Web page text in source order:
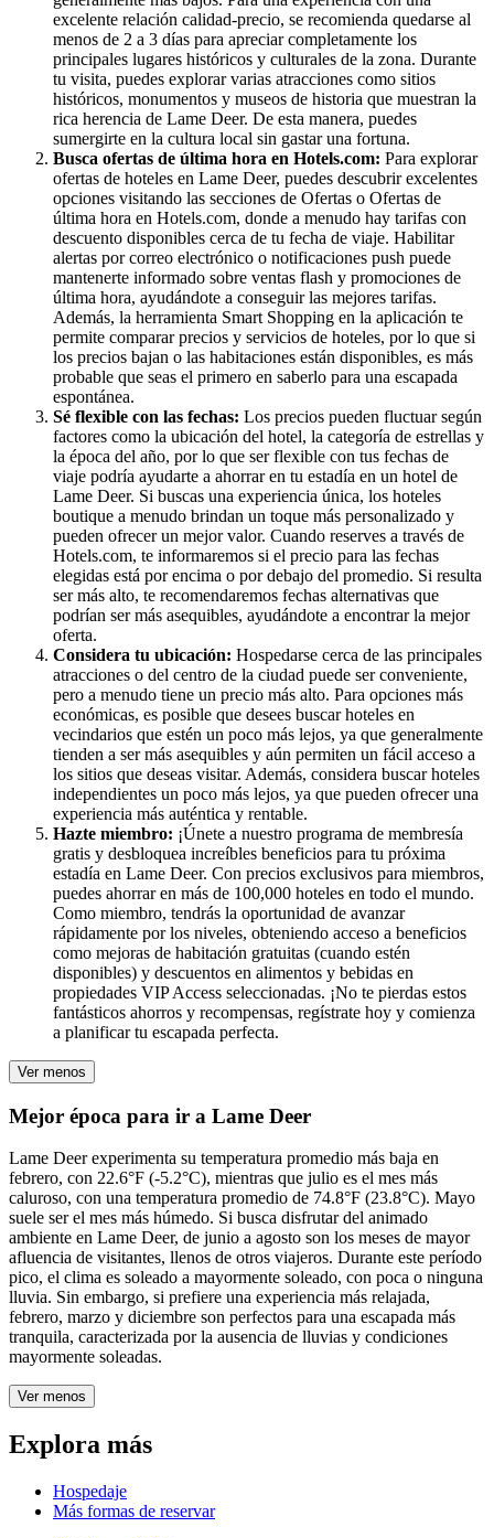
excelente relación calidad-precio, se recomienda quedarse al
menos de 2 a 3 días para apreciar completamente los
principales lugares históricos y culturales de la zona. Durante
tu visita, puedes explorar varias atracciones como sitios
históricos, monumentos y museos de historia que muestran la
rica herencia de Lame Deer. De esta manera, puedes
sumergirte en la cultura local sin gastar una fortuna.
Busca ofertas de última hora en Hotels.com: Para explorar
ofertas de hoteles en Lame Deer, puedes descubrir excelentes
opciones visitando las secciones de Ofertas o Ofertas de
última hora en Hotels.com, donde a menudo hay tarifas con
descuento disponibles cerca de tu fecha de viaje. Habilitar
alertas por correo electrónico o notificaciones push puede
mantenerte informado sobre ventas flash y promociones de
última hora, ayudándote a conseguir las mejores tarifas.
Además, la herramienta Smart Shopping en la aplicación te
permite comparar precios y servicios de hoteles, por lo que si
los precios bajan o las habitaciones están disponibles, es más
probable que seas el primero en saberlo para una escapada
espontánea.
Sé flexible con las fechas: Los precios pueden fluctuar según
factores como la ubicación del hotel, la categoría de estrellas y
la época del año, por lo que ser flexible con tus fechas de
viaje podría ayudarte a ahorrar en tu estadía en un hotel de
Lame Deer. Si buscas una experiencia única, los hoteles
boutique a menudo brindan un toque más personalizado y
pueden ofrecer un mejor valor. Cuando reserves a través de
Hotels.com, te informaremos si el precio para las fechas
elegidas está por encima o por debajo del promedio. Si resulta
ser más alto, te recomendaremos fechas alternativas que
podrían ser más asequibles, ayudándote a encontrar la mejor
oferta.
Considera tu ubicación: Hospedarse cerca de las principales
atracciones o del centro de la ciudad puede ser conveniente,
pero a menudo tiene un precio más alto. Para opciones más
económicas, es posible que desees buscar hoteles en
vecindarios que estén un poco más lejos, ya que generalmente
tienden a ser más asequibles y aún permiten un fácil acceso a
los sitios que deseas visitar. Además, considera buscar hoteles
independientes un poco más lejos, ya que pueden ofrecer una
experiencia más auténtica y rentable.
Hazte miembro: ¡Únete a nuestro programa de membresía
gratis y desbloquea increíbles beneficios para tu próxima
estadía en Lame Deer. Con precios exclusivos para miembros,
puedes ahorrar en más de 100,000 hoteles en todo el mundo.
Como miembro, tendrás la oportunidad de avanzar
rápidamente por los niveles, obteniendo acceso a beneficios
como mejoras de habitación gratuitas (cuando estén
disponibles) y descuentos en alimentos y bebidas en
propiedades VIP Access seleccionadas. ¡No te pierdas estos
fantásticos ahorros y recompensas, regístrate hoy y comienza
a planificar tu escapada perfecta.
Ver menos
Mejor época para ir a Lame Deer
Lame Deer experimenta su temperatura promedio más baja en
febrero, con 22.6°F (-5.2°C), mientras que julio es el mes más
caluroso, con una temperatura promedio de 74.8°F (23.8°C). Mayo
suele ser el mes más húmedo. Si busca disfrutar del animado
ambiente en Lame Deer, de junio a agosto son los meses de mayor
afluencia de visitantes, llenos de otros viajeros. Durante este período
pico, el clima es soleado a mayormente soleado, con poca o ninguna
lluvia. Sin embargo, si prefiere una experiencia más relajada,
febrero, marzo y diciembre son perfectos para una escapada más
tranquila, caracterizada por la ausencia de lluvias y condiciones
mayormente soleadas.
Ver menos
Explora más
Hospedaje
Más formas de reservar